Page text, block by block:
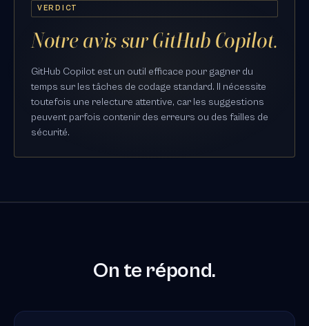
VERDICT
Notre avis sur GitHub Copilot.
GitHub Copilot est un outil efficace pour gagner du
temps sur les tâches de codage standard. Il nécessite
toutefois une relecture attentive, car les suggestions
peuvent parfois contenir des erreurs ou des failles de
sécurité.
On te répond.